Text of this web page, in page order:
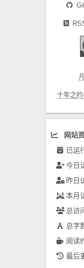
十年之
网站
已运
今日
昨日
本月
总访
总字
阅读
最后